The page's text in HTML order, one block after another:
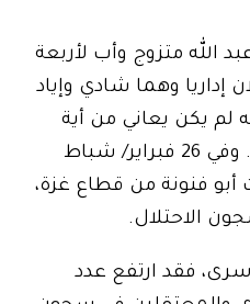
الله متزوج وأب لأربعة
إداريا وهما شادي وإياد
لم يكن يعاني من أية
مشاكل صحية قبل اعتقاله. وفي 26 فبراير/ شباط
أبو فنونة من قطاع غزة،
الاحتلال.
فقد ارتفع عدد